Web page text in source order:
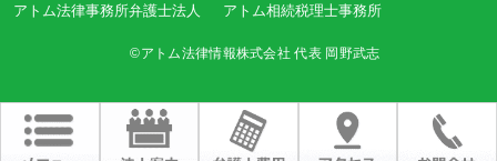
アトム法律事務所弁護士法人 アトム相続税理士事務所
©アトム法律情報株式会社 代表 岡野武志